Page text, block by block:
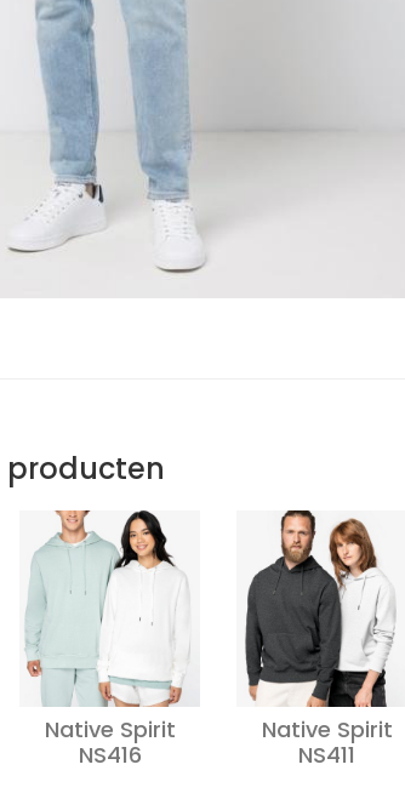
producten
Native Spirit
NS416
Native Spirit
NS411